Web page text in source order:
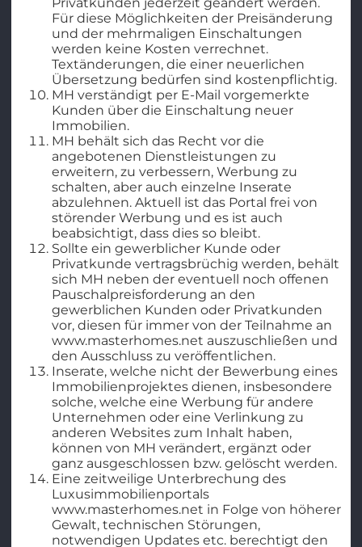
Privatkunden jederzeit geändert werden.
Für diese Möglichkeiten der Preisänderung
und der mehrmaligen Einschaltungen
werden keine Kosten verrechnet.
Textänderungen, die einer neuerlichen
Übersetzung bedürfen sind kostenpflichtig.
MH verständigt per E-Mail vorgemerkte
Kunden über die Einschaltung neuer
Immobilien.
MH behält sich das Recht vor die
angebotenen Dienstleistungen zu
erweitern, zu verbessern, Werbung zu
schalten, aber auch einzelne Inserate
abzulehnen. Aktuell ist das Portal frei von
störender Werbung und es ist auch
beabsichtigt, dass dies so bleibt.
Sollte ein gewerblicher Kunde oder
Privatkunde vertragsbrüchig werden, behält
sich MH neben der eventuell noch offenen
Pauschalpreisforderung an den
gewerblichen Kunden oder Privatkunden
vor, diesen für immer von der Teilnahme an
www.masterhomes.net auszuschließen und
den Ausschluss zu veröffentlichen.
Inserate, welche nicht der Bewerbung eines
Immobilienprojektes dienen, insbesondere
solche, welche eine Werbung für andere
Unternehmen oder eine Verlinkung zu
anderen Websites zum Inhalt haben,
können von MH verändert, ergänzt oder
ganz ausgeschlossen bzw. gelöscht werden.
Eine zeitweilige Unterbrechung des
Luxusimmobilienportals
www.masterhomes.net in Folge von höherer
Gewalt, technischen Störungen,
notwendigen Updates etc. berechtigt den